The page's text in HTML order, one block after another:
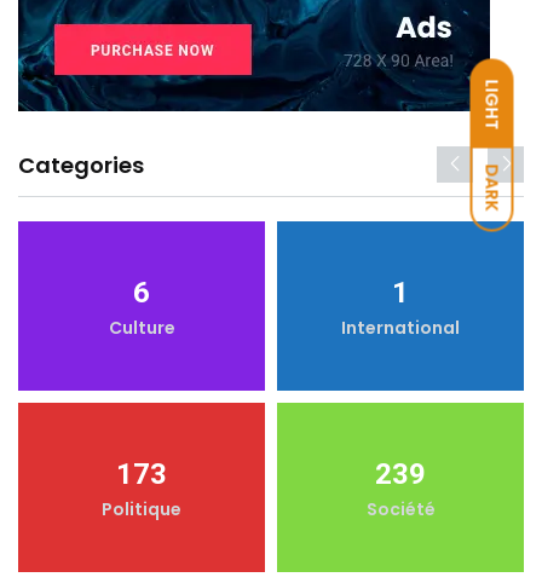
LIGHT
DARK
Categories
6
Culture
1
International
173
Politique
239
Société